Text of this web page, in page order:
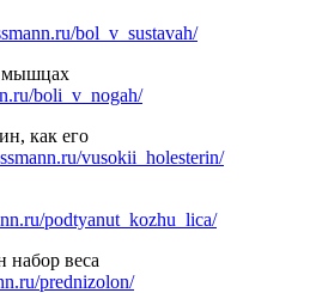
bol_v_sustavah/
мышцах
boli_v_nogah/
как его
vusokii_holesterin/
podtyanut_kozhu_lica/
набор веса
prednizolon/